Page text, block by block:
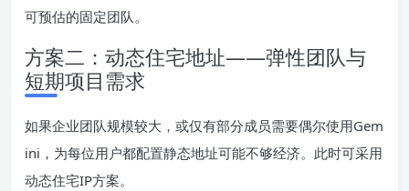
可预估的固定团队。
方案二：动态住宅地址——弹性团队与
短期项目需求
如果企业团队规模较大，或仅有部分成员需要偶尔使用Gem
ini，为每位用户都配置静态地址可能不够经济。此时可采用
动态住宅IP方案。